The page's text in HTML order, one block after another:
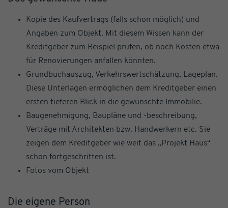
Kopie des Kaufvertrags (falls schon möglich) und
Angaben zum Objekt. Mit diesem Wissen kann der
Kreditgeber zum Beispiel prüfen, ob noch Kosten etwa
für Renovierungen anfallen könnten.
Grundbuchauszug, Verkehrswertschätzung, Lageplan.
Diese Unterlagen ermöglichen dem Kreditgeber einen
ersten tieferen Blick in die gewünschte Immobilie.
Baugenehmigung, Baupläne und -beschreibung,
Verträge mit Architekten bzw. Handwerkern etc. Sie
zeigen dem Kreditgeber wie weit das „Projekt Haus“
schon fortgeschritten ist.
Fotos vom Objekt
Die eigene Person